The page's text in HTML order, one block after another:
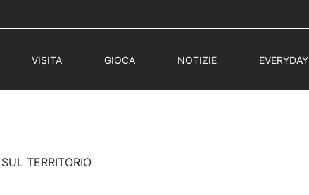
VISITA GIOCA NOTIZIE EVERYDAY
TERRITORIO